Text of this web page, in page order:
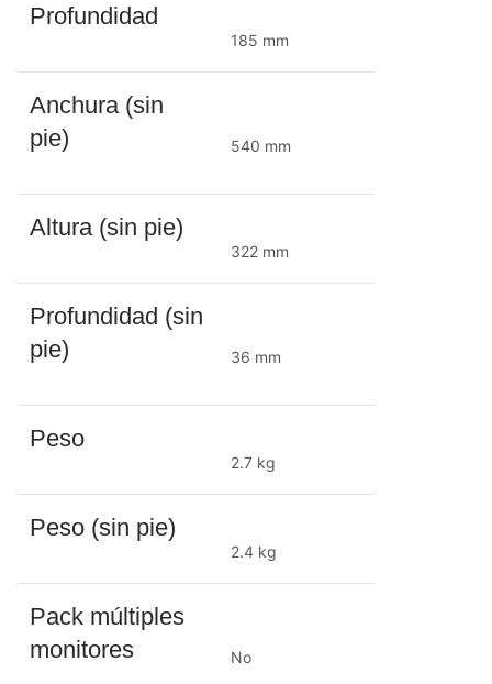
Profundidad
185 mm
Anchura (sin
pie)
540 mm
Altura (sin pie)
322 mm
Profundidad (sin
pie)
36 mm
Peso
2.7 kg
Peso (sin pie)
2.4 kg
Pack múltiples
monitores
No